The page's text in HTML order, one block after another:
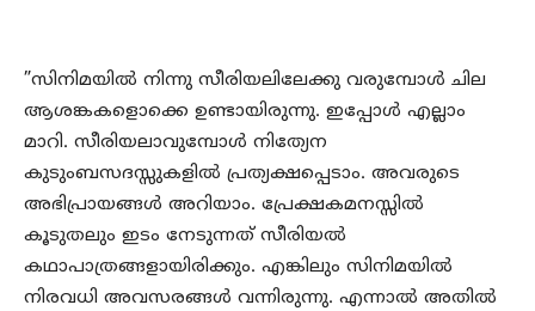
”സിനിമയില്‍ നിന്നു സീരിയലിലേക്കു വരുമ്പോള്‍ ചില
ആശങ്കകളൊക്കെ ഉണ്ടായിരുന്നു. ഇപ്പോള്‍ എല്ലാം
മാറി. സീരിയലാവുമ്പോള്‍ നിത്യേന
കുടുംബസദസ്സുകളില്‍ പ്രത്യക്ഷപ്പെടാം. അവരുടെ
അഭിപ്രായങ്ങള്‍ അറിയാം. പ്രേക്ഷകമനസ്സില്‍
കൂടുതലും ഇടം നേടുന്നത് സീരിയല്‍
കഥാപാത്രങ്ങളായിരിക്കും. എങ്കിലും സിനിമയില്‍
നിരവധി അവസരങ്ങള്‍ വന്നിരുന്നു. എന്നാല്‍ അതില്‍